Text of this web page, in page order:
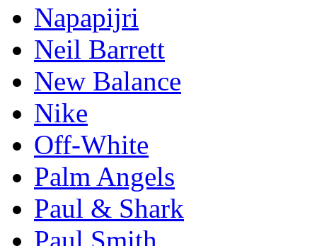
Napapijri
Neil Barrett
New Balance
Nike
Off-White
Palm Angels
Paul & Shark